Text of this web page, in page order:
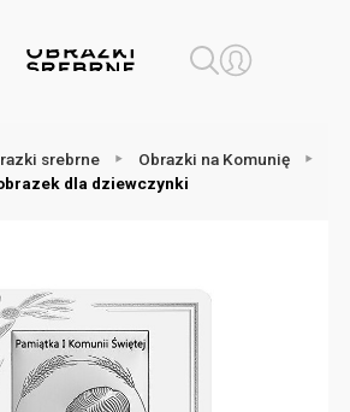
srebrne
Obrazki na Komunię
dla dziewczynki